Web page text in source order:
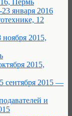
Пермь
января 2016
12
2015,
2015,
сентября 2015 —
и